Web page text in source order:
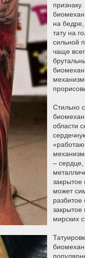
на
тату на
сильной
чаще
Стильно
области
–
закрытое
может
закрытое
мирских